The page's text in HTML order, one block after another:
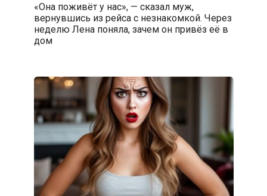
«Она поживёт у нас», — сказал муж,
вернувшись из рейса с незнакомкой. Через
неделю Лена поняла, зачем он привёз её в
дом